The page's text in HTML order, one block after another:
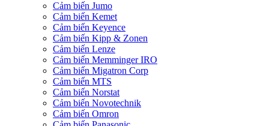
Cảm biến Jumo
Cảm biến Kemet
Cảm biến Keyence
Cảm biến Kipp & Zonen
Cảm biến Lenze
Cảm biến Memminger IRO
Cảm biến Migatron Corp
Cảm biến MTS
Cảm biến Norstat
Cảm biến Novotechnik
Cảm biến Omron